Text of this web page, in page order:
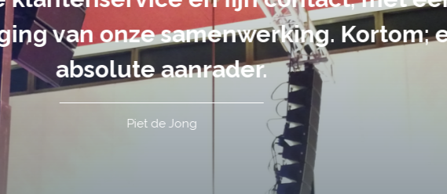
volledig uit handen gegeven en dat is
tot in de puntjes
Tim de Lange